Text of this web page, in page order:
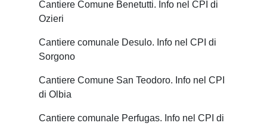
Cantiere Comune Benetutti. Info nel CPI di
Ozieri
Cantiere comunale Desulo. Info nel CPI di
Sorgono
Cantiere Comune San Teodoro. Info nel CPI
di Olbia
Cantiere comunale Perfugas. Info nel CPI di